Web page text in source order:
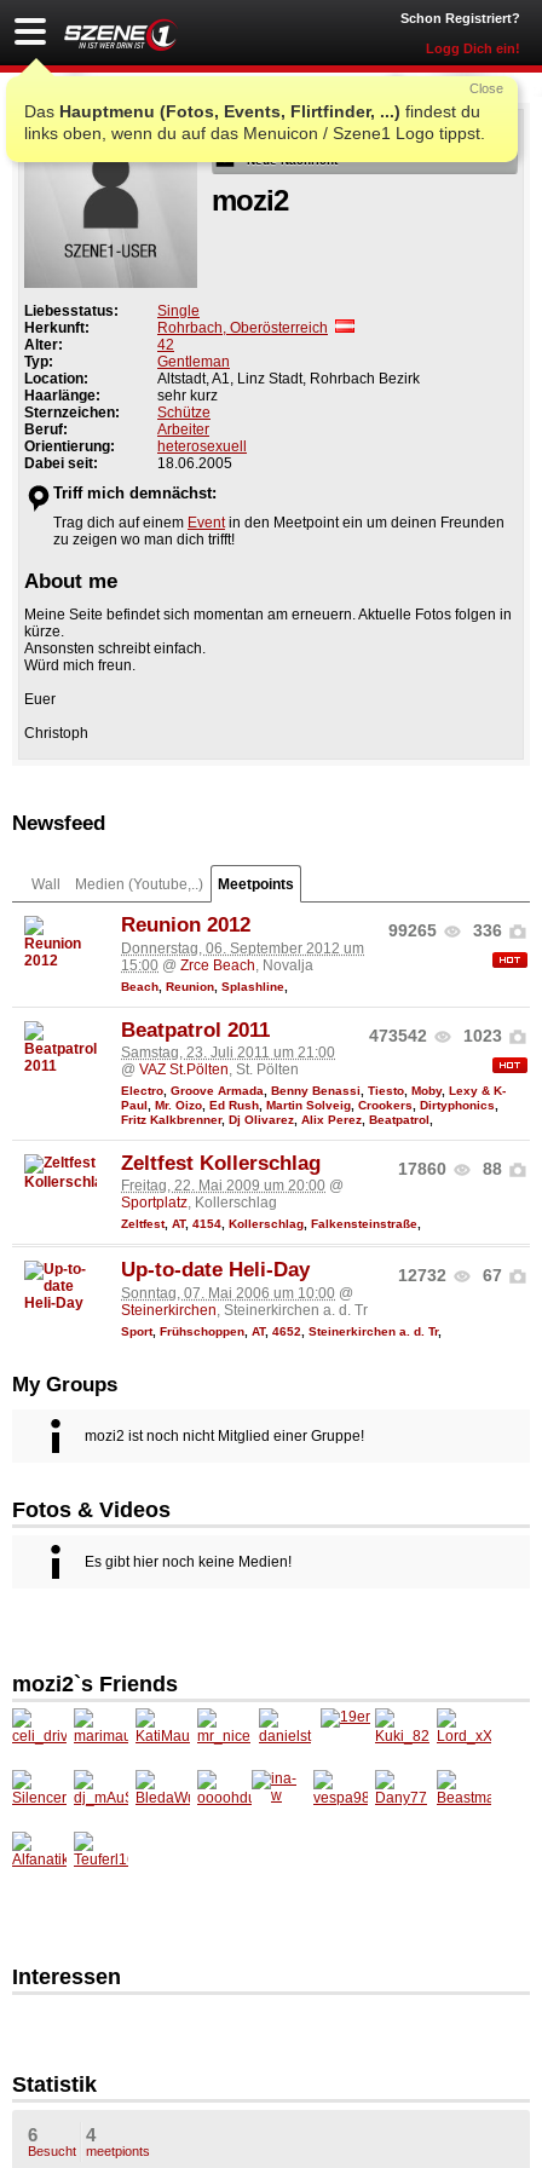
Schon Registriert?
Logg Dich ein!
Das Hauptmenu (Fotos, Events, Flirtfinder, ...) findest du
links oben, wenn du auf das Menuicon / Szene1 Logo tippst.
Close
Als Freund
Neue Nachricht
mozi2
Liebesstatus:
Single
Herkunft:
Rohrbach, Oberösterreich
Alter:
42
Typ:
Gentleman
Location:
Altstadt, A1, Linz Stadt, Rohrbach Bezirk
Haarlänge:
sehr kurz
Sternzeichen:
Schütze
Beruf:
Arbeiter
Orientierung:
heterosexuell
Dabei seit:
18.06.2005
Triff mich demnächst:
Trag dich auf einem Eventin den Meetpoint ein um deinen Freunden
zu zeigen wo man dich trifft!
About me
Meine Seite befindet sich momentan am erneuern. Aktuelle Fotos folgen in
kürze.
Ansonsten schreibt einfach.
Würd mich freun.
Euer
Christoph
Newsfeed
Wall Medien (Youtube,..) Meetpoints
99265 336
Reunion 2012
Donnerstag, 06. September 2012 um
15:00 @ Zrce Beach , Novalja
Beach Reunion Splashline
473542 1023
Beatpatrol 2011
Samstag, 23. Juli 2011 um 21:00
@ VAZ St.Pölten, St. Pölten
Electro Groove Armada Benny Benassi Tiesto Moby, Lexy & K-
Paul
Mr. Oizo Ed Rush Martin Solveig Crookers Dirtyphonics
Fritz Kalkbrenner, Dj Olivarez Alix Perez Beatpatrol
17860 88
Zeltfest Kollerschlag
Freitag, 22. Mai 2009 um 20:00 @
Sportplatz, Kollerschlag
Zeltfest, AT, 4154, Kollerschlag, Falkensteinstraße,
12732 67
Up-to-date Heli-Day
Sonntag, 07. Mai 2006 um 10:00 @
Steinerkirchen , Steinerkirchen a. d. Tr
Sport, Frühschoppen AT, 4652 Steinerkirchen a. d. Tr,
My Groups
mozi2 ist noch nicht Mitglied einer Gruppe!
Fotos & Videos
Es gibt hier noch keine Medien!
mozi2`s Friends
Interessen
Statistik
6
Besucht
4
meetpionts